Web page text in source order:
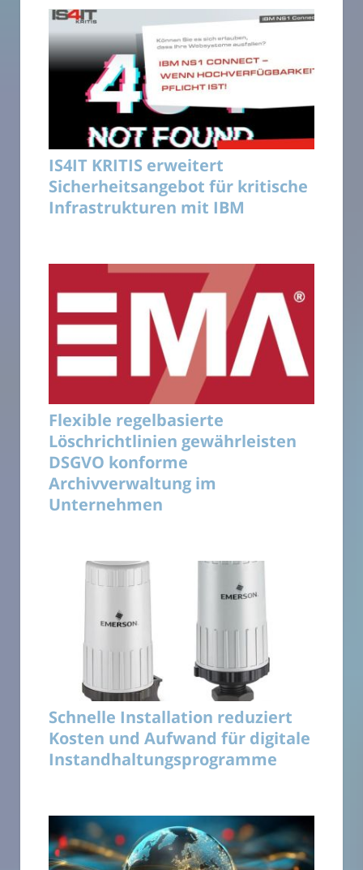
IS4IT KRITIS erweitert
Sicherheitsangebot für kritische
Infrastrukturen mit IBM
Flexible regelbasierte
Löschrichtlinien gewährleisten
DSGVO konforme
Archivverwaltung im
Unternehmen
Schnelle Installation reduziert
Kosten und Aufwand für digitale
Instandhaltungsprogramme